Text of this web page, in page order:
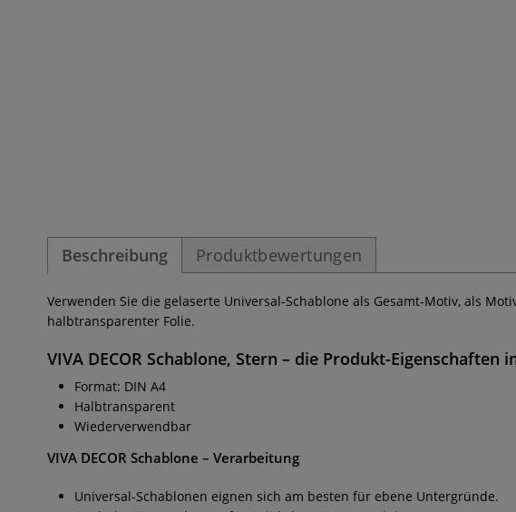
Beschreibung Produktbewertungen
Verwenden Sie die gelaserte Universal-Schablone als Gesamt-Motiv, als
halbtransparenter Folie.
VIVA DECOR Schablone, Stern – die Produkt-Eigenschaften
Format: DIN A4
Halbtransparent
Wiederverwendbar
VIVA DECOR Schablone – Verarbeitung
Universal-Schablonen eignen sich am besten für ebene Untergründe.